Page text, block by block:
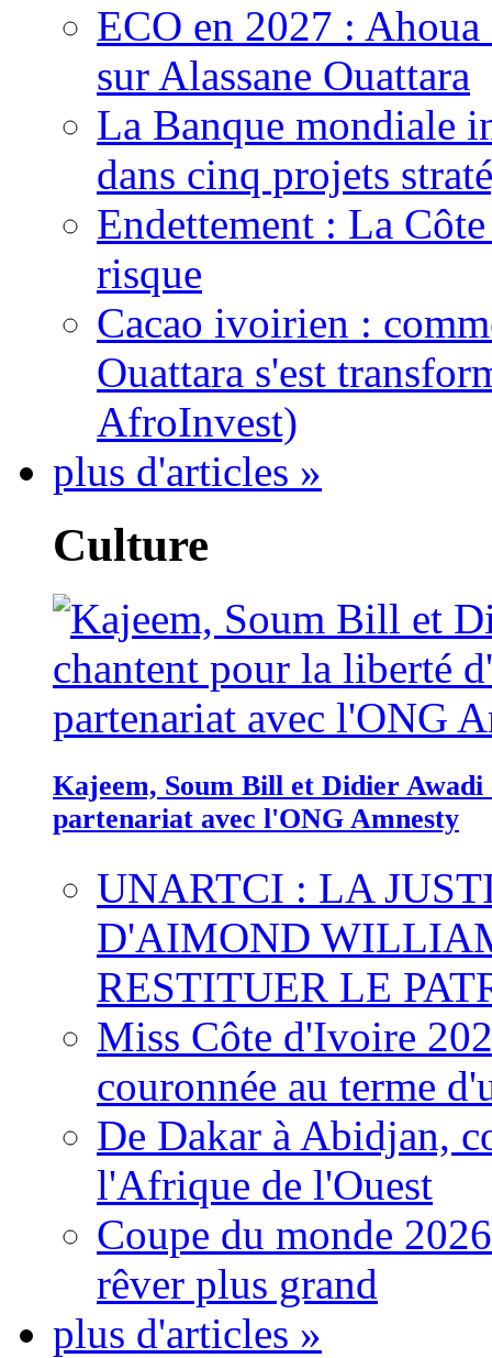
ECO en 2027 :
sur Alassane Ouattara
La Banque mondiale
dans cinq projets
Endettement : La
risque
Cacao ivoirien :
Ouattara s'est
AfroInvest)
plus d'articles »
Culture
Kajeem, Soum Bill et Didier
partenariat avec l'ONG Amnesty
UNARTCI : LA
D'AIMOND
RESTITUER LE
Miss Côte d'Ivoire
couronnée au terme
De Dakar à Abidjan,
l'Afrique de l'Ouest
Coupe du monde
rêver plus grand
plus d'articles »